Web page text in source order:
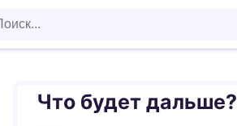
Что будет дальше?